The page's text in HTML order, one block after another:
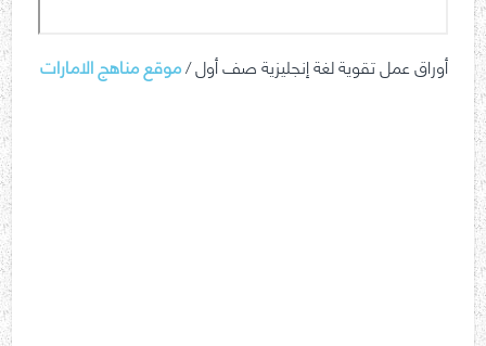
أوراق عمل تقوية لغة إنجليزية صف أول /موقع مناهج الامارات